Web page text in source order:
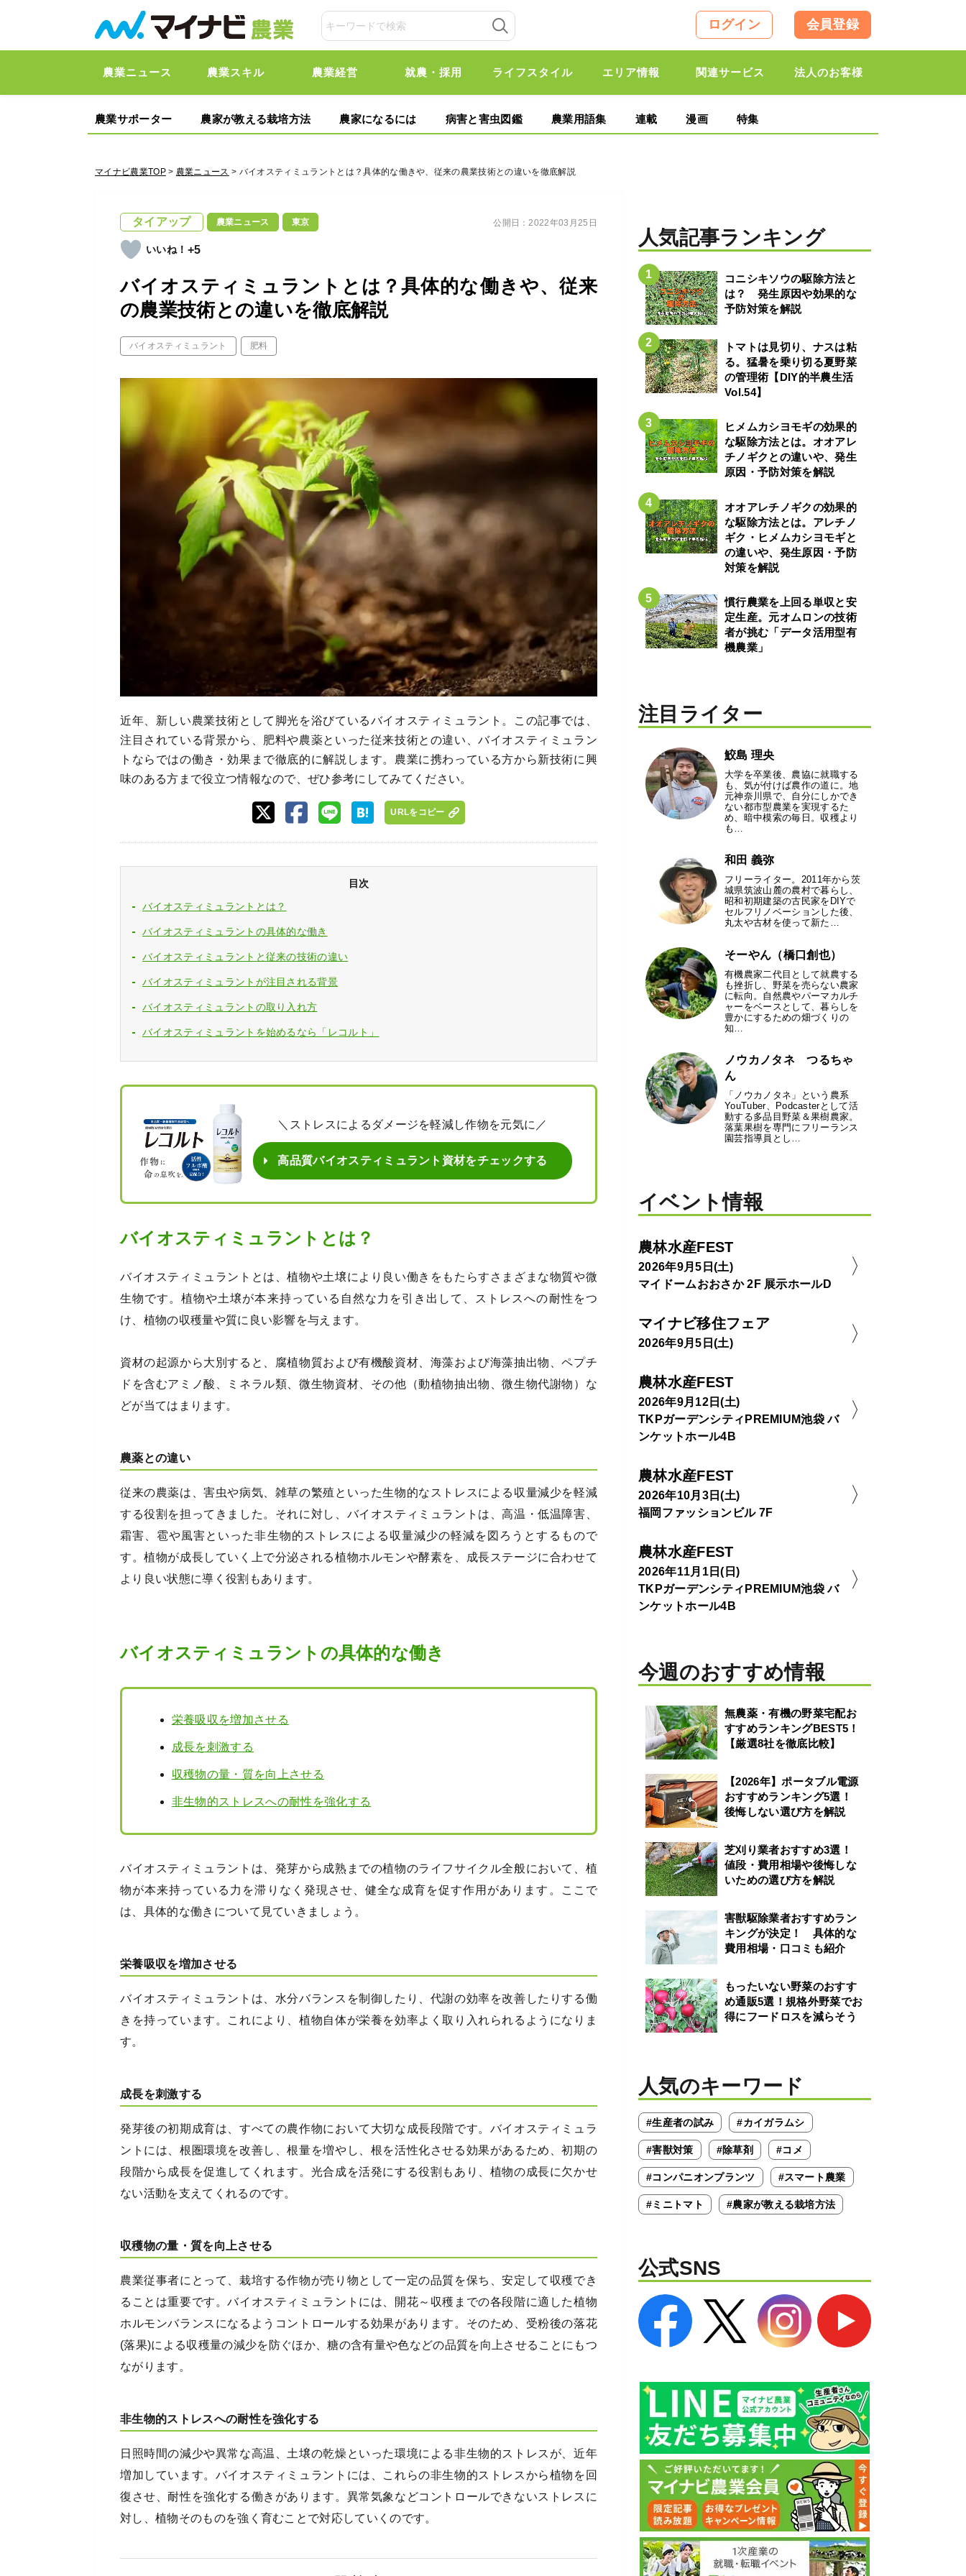
ログイン 会員登録
農業ニュース 農業スキル 農業経営 就農・採用 ライフスタイル エリア情報 関連サービス 法人のお客様
農業サポーター 農家が教える栽培方法 農家になるには 病害と害虫図鑑 農業用語集 連載 漫画 特集
マイナビ農業TOP> 農業ニュース > バイオスティミュラントとは？具体的な働きや、従来の農業技術との違いを徹底解説
タイアップ 農業ニュース 東京
+5
バイオスティミュラントとは？具体的な働きや、従来
の農業技術との違いを徹底解説
バイオスティミュラント 肥料
公開日：2022年03月25日
近年、新しい農業技術として脚光を浴びているバイオスティミュラント。この記事では、
注目されている背景から、肥料や農薬といった従来技術との違い、バイオスティミュラン
トならではの働き・効果まで徹底的に解説します。農業に携わっている方から新技術に興
味のある方まで役立つ情報なので、ぜひ参考にしてみてください。
URLをコピー
目次
バイオスティミュラントとは？
バイオスティミュラントの具体的な働き
バイオスティミュラントと従来の技術の違い
バイオスティミュラントが注目される背景
バイオスティミュラントの取り入れ方
バイオスティミュラントを始めるなら「レコルト」
＼ストレスによるダメージを軽減し作物を元気に／
高品質バイオスティミュラント資材をチェックする
バイオスティミュラントとは？
バイオスティミュラントとは、植物や土壌により良い働きをもたらすさまざまな物質や微
生物です。植物や土壌が本来持っている自然な力を引き出して、ストレスへの耐性をつ
け、植物の収穫量や質に良い影響を与えます。
資材の起源から大別すると、腐植物質および有機酸資材、海藻および海藻抽出物、ペプチ
ドを含むアミノ酸、ミネラル類、微生物資材、その他（動植物抽出物、微生物代謝物）な
どが当てはまります。
農薬との違い
従来の農薬は、害虫や病気、雑草の繁殖といった生物的なストレスによる収量減少を軽減
する役割を担ってきました。それに対し、バイオスティミュラントは、高温・低温障害、
霜害、雹や風害といった非生物的ストレスによる収量減少の軽減を図ろうとするもので
す。植物が成長していく上で分泌される植物ホルモンや酵素を、成長ステージに合わせて
より良い状態に導く役割もあります。
バイオスティミュラントの具体的な働き
栄養吸収を増加させる
成長を刺激する
収穫物の量・質を向上させる
非生物的ストレスへの耐性を強化する
バイオスティミュラントは、発芽から成熟までの植物のライフサイクル全般において、植
物が本来持っている力を滞りなく発現させ、健全な成育を促す作用があります。ここで
は、具体的な働きについて見ていきましょう。
栄養吸収を増加させる
バイオスティミュラントは、水分バランスを制御したり、代謝の効率を改善したりする働
きを持っています。これにより、植物自体が栄養を効率よく取り入れられるようになりま
す。
成長を刺激する
発芽後の初期成育は、すべての農作物において大切な成長段階です。バイオスティミュラ
ントには、根圏環境を改善し、根量を増やし、根を活性化させる効果があるため、初期の
段階から成長を促進してくれます。光合成を活発にする役割もあり、植物の成長に欠かせ
ない活動を支えてくれるのです。
収穫物の量・質を向上させる
農業従事者にとって、栽培する作物が売り物として一定の品質を保ち、安定して収穫でき
ることは重要です。バイオスティミュラントには、開花～収穫までの各段階に適した植物
ホルモンバランスになるようコントロールする効果があります。そのため、受粉後の落花
(落果)による収穫量の減少を防ぐほか、糖の含有量や色などの品質を向上させることにもつ
ながります。
非生物的ストレスへの耐性を強化する
日照時間の減少や異常な高温、土壌の乾燥といった環境による非生物的ストレスが、近年
増加しています。バイオスティミュラントには、これらの非生物的ストレスから植物を回
復させ、耐性を強化する働きがあります。異常気象などコントロールできないストレスに
対し、植物そのものを強く育むことで対応していくのです。
人気記事ランキング
コニシキソウの駆除方法と
は？ 発生原因や効果的な
予防対策を解説
トマトは見切り、ナスは粘
る。猛暑を乗り切る夏野菜
の管理術【DIY的半農生活
Vol.54】
ヒメムカシヨモギの効果的
な駆除方法とは。オオアレ
チノギクとの違いや、発生
原因・予防対策を解説
オオアレチノギクの効果的
な駆除方法とは。アレチノ
ギク・ヒメムカシヨモギと
の違いや、発生原因・予防
対策を解説
慣行農業を上回る単収と安
定生産。元オムロンの技術
者が挑む「データ活用型有
機農業」
注目ライター
鮫島 理央
大学を卒業後、農協に就職する
も、気が付けば農作の道に。地
元神奈川県で、自分にしかでき
ない都市型農業を実現するた
め、暗中模索の毎日。収穫より
も…
和田 義弥
フリーライター。2011年から茨
城県筑波山麓の農村で暮らし、
昭和初期建築の古民家をDIYで
セルフリノベーションした後、
丸太や古材を使って新た…
そーやん（橋口創也）
有機農家二代目として就農する
も挫折し、野菜を売らない農家
に転向。自然農やパーマカルチ
ャーをベースとして、暮らしを
豊かにするための畑づくりの
知…
ノウカノタネ つるちゃ
ん
「ノウカノタネ」という農系
YouTuber、Podcasterとして活
動する多品目野菜＆果樹農家。
落葉果樹を専門にフリーランス
園芸指導員とし…
イベント情報
農林水産FEST
2026年9月5日(土)
マイドームおおさか 2F 展示ホールD
マイナビ移住フェア
2026年9月5日(土)
農林水産FEST
2026年9月12日(土)
TKPガーデンシティPREMIUM池袋 バ
ンケットホール4B
農林水産FEST
2026年10月3日(土)
福岡ファッションビル 7F
農林水産FEST
2026年11月1日(日)
TKPガーデンシティPREMIUM池袋 バ
ンケットホール4B
今週のおすすめ情報
無農薬・有機の野菜宅配お
すすめランキングBEST5！
【厳選8社を徹底比較】
【2026年】ポータブル電源
おすすめランキング5選！
後悔しない選び方を解説
芝刈り業者おすすめ3選！
値段・費用相場や後悔しな
いための選び方を解説
害獣駆除業者おすすめラン
キングが決定！ 具体的な
費用相場・口コミも紹介
もったいない野菜のおすす
め通販5選！規格外野菜でお
得にフードロスを減らそう
人気のキーワード
#生産者の試み #カイガラムシ
#害獣対策 #除草剤 #コメ
#コンパニオンプランツ #スマート農業
#ミニトマト #農家が教える栽培方法
公式SNS